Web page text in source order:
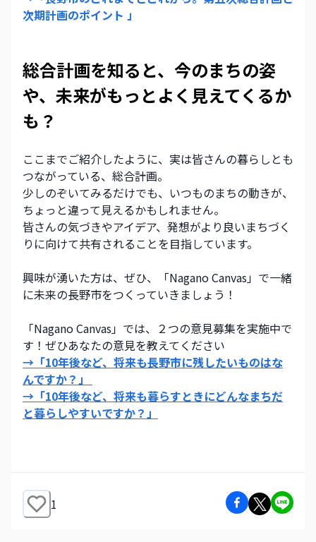
次期計画のポイント 」
総合計画を知ると、今のまちの姿
や、未来がもっとよく見えてくるか
も？
ここまでご紹介したように、実は皆さんの暮らしとも
つながっている、総合計画。
少しのぞいてみるだけでも、いつものまちの動きが、
ちょっと違って見えるかもしれません。
皆さんの気づきやアイデア、発想がより良いまちづく
りに向けて共有されることを目指しています。
興味が湧いた方は、ぜひ、「Nagano Canvas」で一緒
に未来の長野市をつくっていきましょう！
「Nagano Canvas」では、２つの意見募集を実施中で
す！ぜひあなたの意見を教えてください
→「10年後など、将来も長野市に残したいものはな
んですか？」
→「10年後など、将来も暮らすときにどんなまちだ
と暮らしやすいですか？」
1